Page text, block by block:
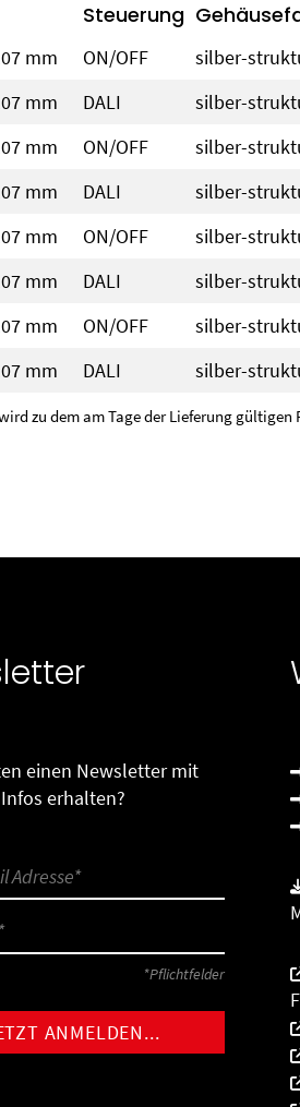
Steuerung
mm ON/OFF silber-
mm DALI silber-
mm ON/OFF silber-
mm DALI silber-
mm ON/OFF silber-
mm DALI silber-
mm ON/OFF silber-
mm DALI silber-
zu dem am Tage der Lieferung gültigen
einen Newsletter mit
erhalten?
*Pflichtfelder